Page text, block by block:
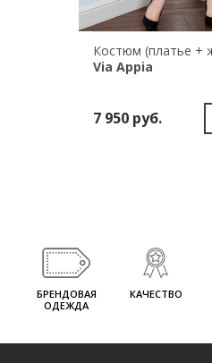
Via Appia
7 950 руб.
БРЕНДОВАЯ
ОДЕЖДА
КАЧЕСТВО